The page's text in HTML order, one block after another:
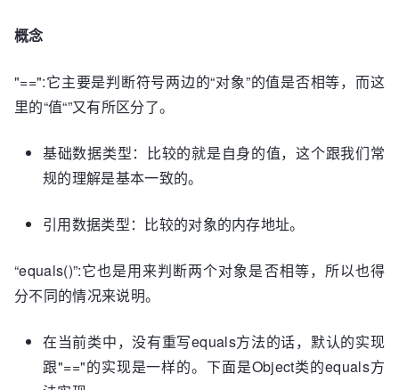
概念
"==":它主要是判断符号两边的“对象”的值是否相等，而这
里的“值“”又有所区分了。
基础数据类型：比较的就是自身的值，这个跟我们常
规的理解是基本一致的。
引用数据类型：比较的对象的内存地址。
“equals()”:它也是用来判断两个对象是否相等，所以也得
分不同的情况来说明。
在当前类中，没有重写equals方法的话，默认的实现
跟"=="的实现是一样的。下面是Object类的equals方